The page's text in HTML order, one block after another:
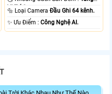
Vị Trí Camera .
🔩 Loại CameraĐầu Ghi 64 kênh.
️✨ Ưu Điểm :Công Nghệ AI.